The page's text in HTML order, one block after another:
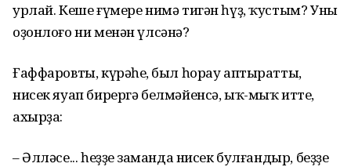
урлай. Кеше ғүмере нимә тигән һүҙ, ҡустым? Уның
оҙонлоғо ни менән үлсәнә?
Ғаффаровты, күрәһең, был һорау аптыратты,
нисек яуап бирергә белмәйенсә, ыҡ-мыҡ итте,
ахырҙа:
– Әлләсе... һеҙҙең заманда нисек булғандыр, беҙҙең